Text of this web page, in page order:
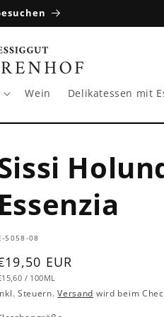
Wein Delikatessen mit
Essenzia
5058-08
EUR
/ PRO
100ML
Steuern.Versand wird beim